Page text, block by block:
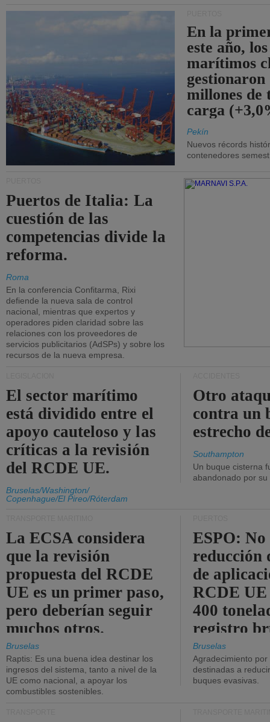
En la
este año,
marítimos
gestionaron
millones de
carga
Pekín
Nuevos récords
contenedores
Puertos de Italia: La
cuestión de las
competencias divide la
reforma.
Roma
En la conferencia Confitarma, Rixi
defiende la nueva sala de control
nacional, mientras que expertos y
operadores piden claridad sobre las
relaciones con los proveedores de
servicios publicitarios (AdSPs) y sobre los
recursos de la nueva empresa.
El sector marítimo
está dividido entre el
apoyo cauteloso y las
críticas a la revisión
del RCDE UE.
Bruselas/Washington/
Copenhague/El Pireo/Róterdam
Otro
contra un
estrecho
Southampton
Un buque cisterna
abandonado por su
La ECSA considera
que la revisión
propuesta del RCDE
UE es un primer paso,
pero deberían seguir
muchos otros.
Bruselas
Raptis: Es una buena idea destinar los
ingresos del sistema, tanto a nivel de la
UE como nacional, a apoyar los
combustibles sostenibles.
ESPO: No
reducción
de
RCDE UE
400
registro
Bruselas
Agradecimiento
destinadas a
buques evasivas.